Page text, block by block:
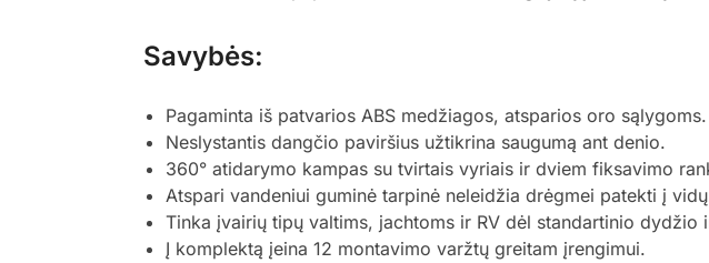
Savybės:
Pagaminta iš patvarios ABS medžiagos, atsparios oro sąlygoms.
Neslystantis dangčio paviršius užtikrina saugumą ant denio.
360° atidarymo kampas su tvirtais vyriais ir dviem fiksavimo
Atspari vandeniui guminė tarpinė neleidžia drėgmei patekti į
Tinka įvairių tipų valtims, jachtoms ir RV dėl standartinio dydžio
Į komplektą įeina 12 montavimo varžtų greitam įrengimui.